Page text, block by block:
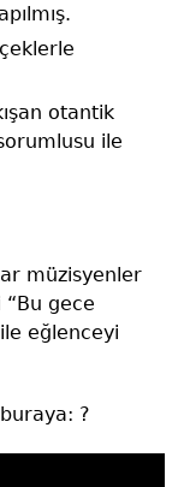
otantik
ile
müzisyenler
gece
eğlenceyi
?